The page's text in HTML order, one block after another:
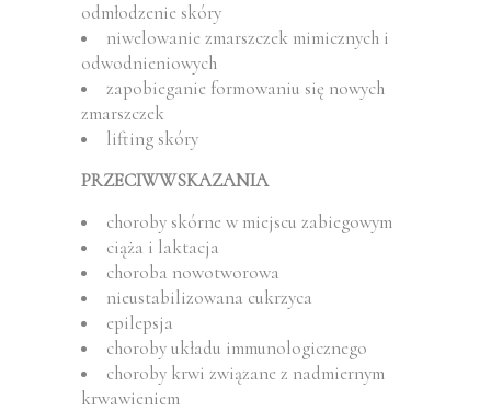
odmłodzenie skóry
niwelowanie zmarszczek mimicznych i
odwodnieniowych
zapobieganie formowaniu się nowych
zmarszczek
lifting skóry
PRZECIWWSKAZANIA
choroby skórne w miejscu zabiegowym
ciąża i laktacja
choroba nowotworowa
nieustabilizowana cukrzyca
epilepsja
choroby układu immunologicznego
choroby krwi związane z nadmiernym
krwawieniem